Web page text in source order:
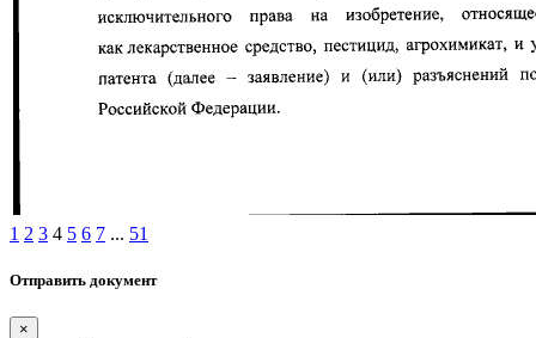
1 2 3 4 5 6 7 ... 51
Отправить документ
×